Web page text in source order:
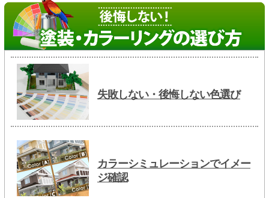
失敗しない・後悔しない色選び
カラーシミュレーションでイメー
ジ確認